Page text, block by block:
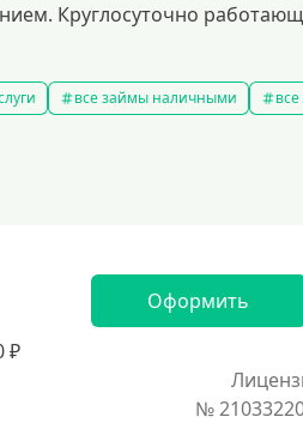
Круглосуточно
все займы наличными
₽
Оформить
№